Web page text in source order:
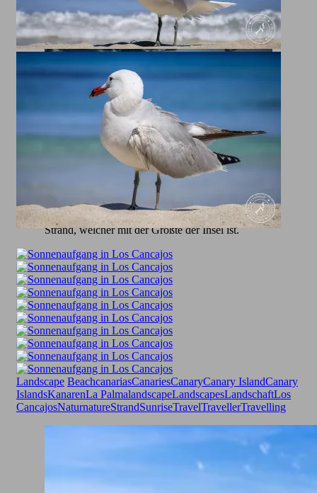
Hinten kann man die Mauer sehen welche den
Strand schützt
Gerade herscht Ebbe in Los Cancajos, deswegen
kommt man bis auf die Felsen. Hinter mir ist der
Strand, welcher mit der Größte der Insel ist.
Landscape BeachcanariasCanariesCanaryCanary IslandCanary
IslandsKanarenLa PalmalandscapeLandscapesLandschaftLos
CancajosNaturnatureStrandSunriseTravelTravellerTravelling